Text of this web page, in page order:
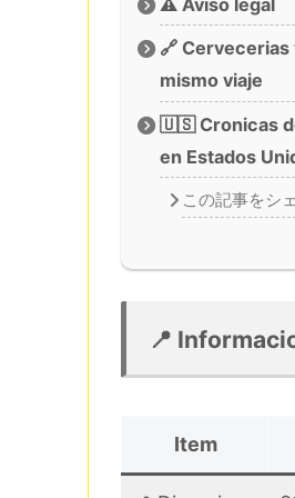
🔗
mismo viaje
🇺🇸 Cronicas
en Estados
この記事をシ
📍
Item